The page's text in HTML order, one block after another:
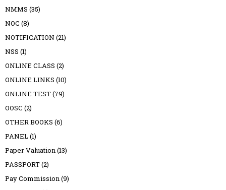
NMMS (35)
NOC (8)
NOTIFICATION (21)
NSS (1)
ONLINE CLASS (2)
ONLINE LINKS (10)
ONLINE TEST(79)
OOSC (2)
OTHER BOOKS (6)
PANEL(1)
Paper Valuation(13)
PASSPORT(2)
Pay Commission(9)